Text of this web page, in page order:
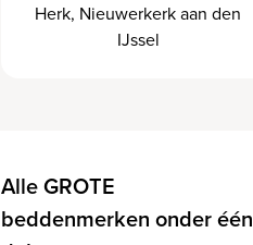
Herk, Nieuwerkerk aan den
IJssel
Alle GROTE
beddenmerken onder één